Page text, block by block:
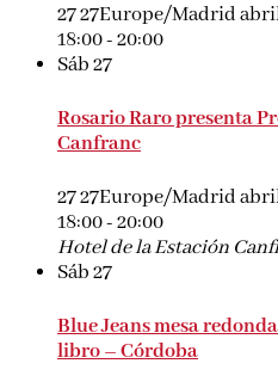
27 27Europe/Madrid
18:00-20:00
Sáb27
Rosario Raro presenta
Canfranc
27 27Europe/Madrid
18:00-20:00
Hotel de la Estación
Sáb27
Blue Jeans mesa
libro – Córdoba